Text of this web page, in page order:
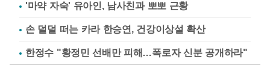
'마약 자숙' 유아인, 남사친과 뽀뽀 근황
손 덜덜 떠는 카라 한승연, 건강이상설 확산
한정수 "황정민 선배만 피해…폭로자 신분 공개하라"